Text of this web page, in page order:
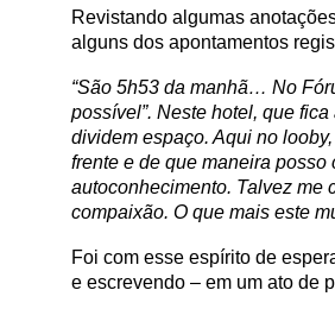
Revistando algumas
alguns dos apontamentos
“São 5h53 da manhã… No
possível”. Neste hotel, que
dividem espaço. Aqui no
frente e de que maneira
autoconhecimento. Talvez me
compaixão. O que mais este
Foi com esse espírito de
e escrevendo – em um ato de